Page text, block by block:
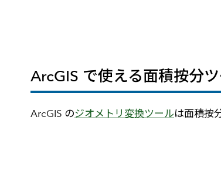
ArcGIS で使える面積按分
ArcGIS のジオメトリ変換ツールは面積按